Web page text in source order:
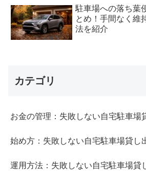
駐車場への落ち葉
とめ！手間なく維
法を紹介
カテゴリ
お金の管理：失敗しない自宅駐車場
始め方：失敗しない自宅駐車場貸し
運用方法：失敗しない自宅駐車場貸